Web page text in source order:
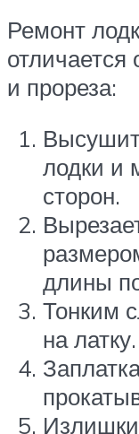
Ремонт
отличается
и прореза:
лодки и
сторон.
длины
Тонким
на латку.